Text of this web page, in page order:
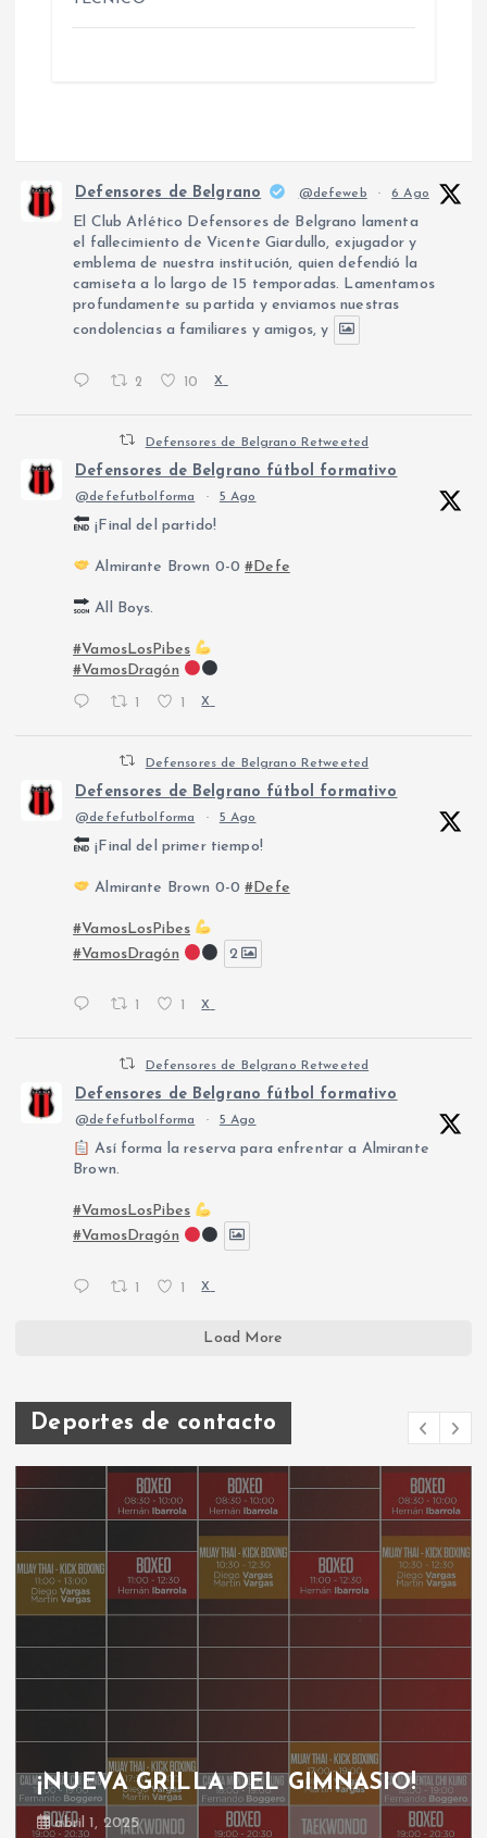
Defensores de Belgrano @defeweb · 6 Ago
El Club Atlético Defensores de Belgrano lamenta
el fallecimiento de Vicente Giardullo, exjugador y
emblema de nuestra institución, quien defendió la
camiseta a lo largo de 15 temporadas. Lamentamos
profundamente su partida y enviamos nuestras
condolencias a familiares y amigos, y
2 10 X
Defensores de Belgrano Retweeted
Defensores de Belgrano fútbol formativo
@defefutbolforma · 5 Ago
¡Final del partido!
Almirante Brown 0-0#Defe
All Boys.
#VamosLosPibes
#VamosDragón
1 1 X
Defensores de Belgrano Retweeted
Defensores de Belgrano fútbol formativo
@defefutbolforma · 5 Ago
¡Final del primer tiempo!
Almirante Brown 0-0#Defe
#VamosLosPibes
#VamosDragón
2
X
Defensores de Belgrano Retweeted
Defensores de Belgrano fútbol formativo
@defefutbolforma · 5 Ago
Así forma la reserva para enfrentar a Almirante
Brown.
#VamosLosPibes
#VamosDragón
1 1 X
Load More
Deportes de contacto
¡NUEVA GRILLA DEL GIMNASIO!
abril 1, 2025